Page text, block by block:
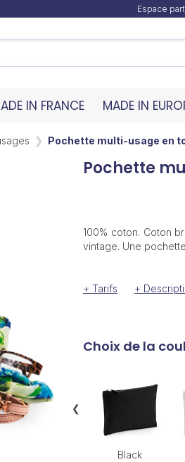
Espace
IN FRANCE MADE IN
Pochette multi-usage en
Pochette
100% coton. Coton
vintage. Une
+ Tarifs +
Choix de la
Black
❮